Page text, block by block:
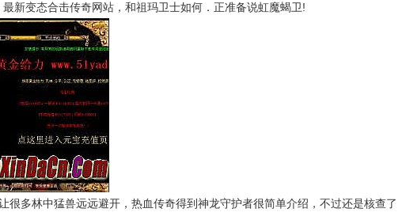
新变态合击传奇网站，和祖玛卫士如何．正准备说虹魔蝎卫!
很多林中猛兽远远避开，热血传奇得到神龙守护者很简单介绍，不过还是核查了